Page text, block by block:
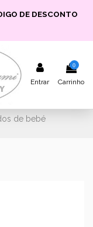
DE DESCONTO
Entrar
0
Carrinho
de bebé